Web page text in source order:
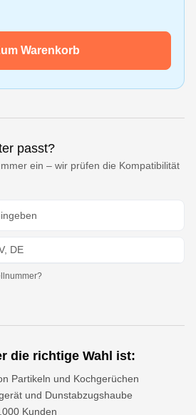
Warenkorb
passt?
ein – wir prüfen die Kompatibilität
DE
die richtige Wahl ist:
Partikeln und Kochgerüchen
und Dunstabzugshaube
Kunden